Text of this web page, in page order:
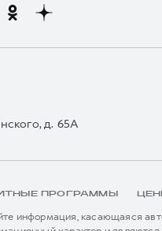
д. 65А
ПРОГРАММЫ
информация, касающаяся